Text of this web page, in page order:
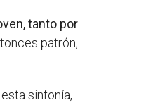
tanto por
patrón,
sinfonía,